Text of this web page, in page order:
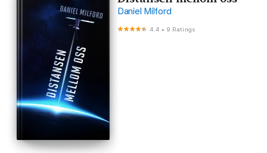
Daniel Milford
4.4 • 9 Ratings